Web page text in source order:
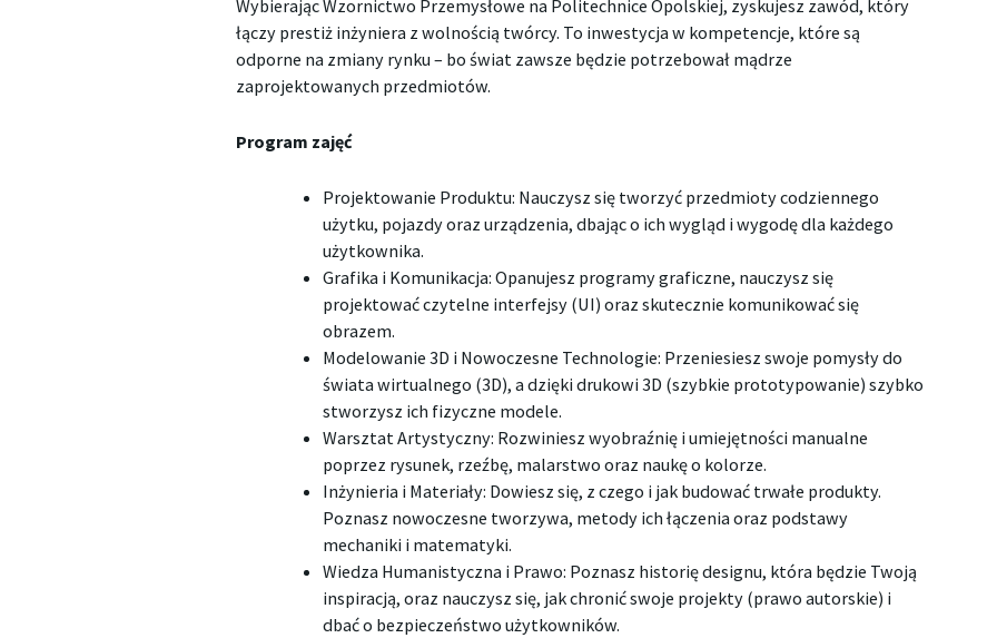
Wybierając Wzornictwo Przemysłowe na Politechnice Opolskiej, zyskujesz zawód, który
łączy prestiż inżyniera z wolnością twórcy. To inwestycja w kompetencje, które są
odporne na zmiany rynku – bo świat zawsze będzie potrzebował mądrze
zaprojektowanych przedmiotów.
Program zajęć
Projektowanie Produktu: Nauczysz się tworzyć przedmioty codziennego
użytku, pojazdy oraz urządzenia, dbając o ich wygląd i wygodę dla każdego
użytkownika.
Grafika i Komunikacja: Opanujesz programy graficzne, nauczysz się
projektować czytelne interfejsy (UI) oraz skutecznie komunikować się
obrazem.
Modelowanie 3D i Nowoczesne Technologie: Przeniesiesz swoje pomysły do
świata wirtualnego (3D), a dzięki drukowi 3D (szybkie prototypowanie) szybko
stworzysz ich fizyczne modele.
Warsztat Artystyczny: Rozwiniesz wyobraźnię i umiejętności manualne
poprzez rysunek, rzeźbę, malarstwo oraz naukę o kolorze.
Inżynieria i Materiały: Dowiesz się, z czego i jak budować trwałe produkty.
Poznasz nowoczesne tworzywa, metody ich łączenia oraz podstawy
mechaniki i matematyki.
Wiedza Humanistyczna i Prawo: Poznasz historię designu, która będzie Twoją
inspiracją, oraz nauczysz się, jak chronić swoje projekty (prawo autorskie) i
dbać o bezpieczeństwo użytkowników.